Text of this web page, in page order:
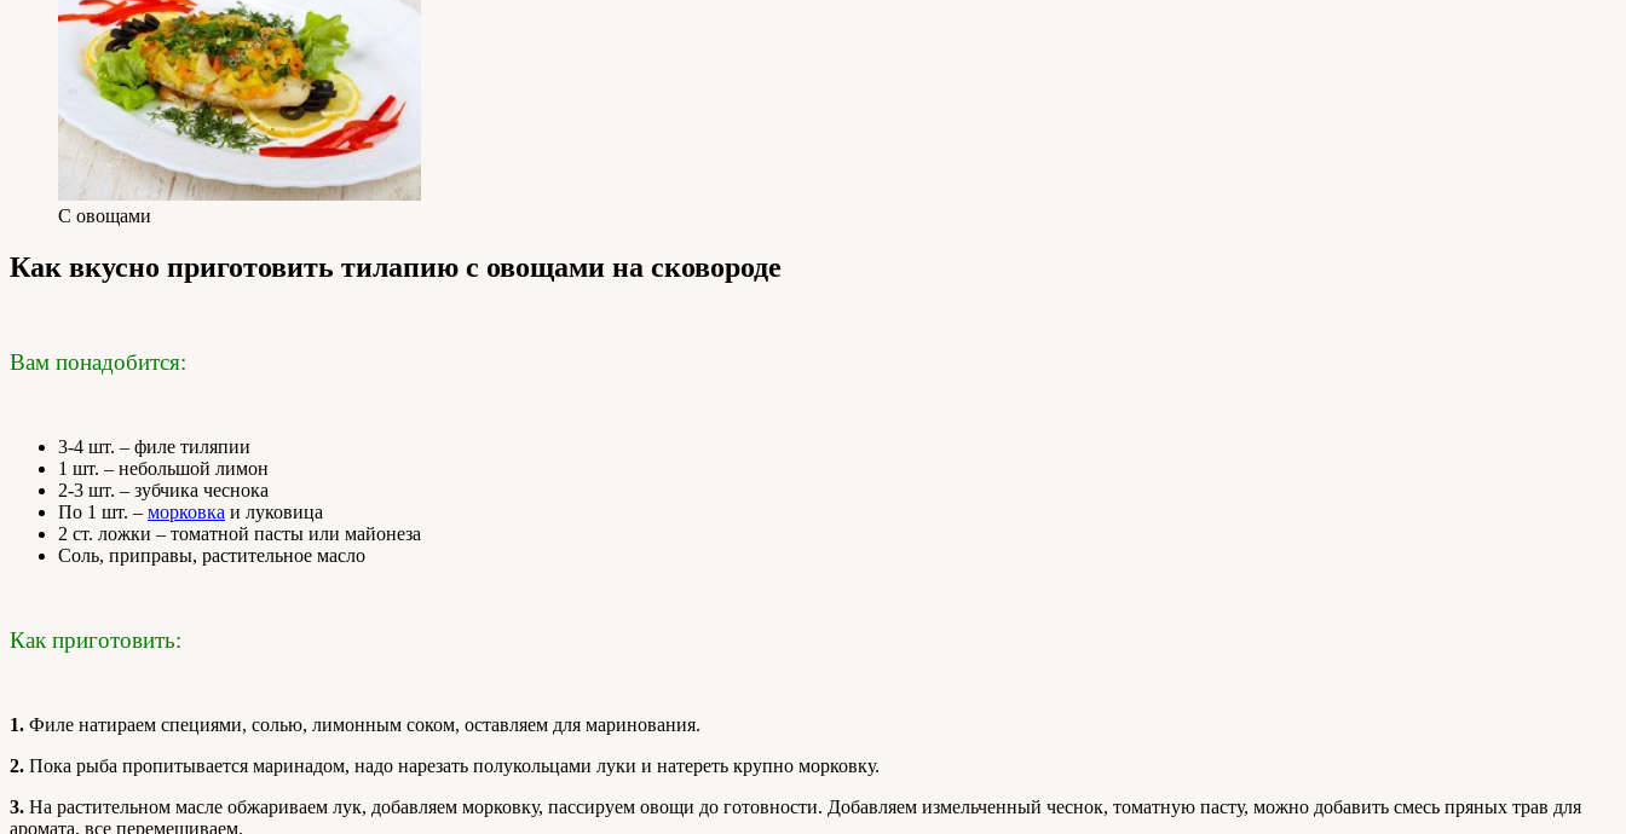
С овощами
Как вкусно приготовить тилапию с овощами на сковороде
Вам понадобится:
3-4 шт. – филе тиляпии
1 шт. – небольшой лимон
2-3 шт. – зубчика чеснока
По 1 шт. – морковка и луковица
2 ст. ложки – томатной пасты или майонеза
Соль, приправы, растительное масло
Как приготовить:
1. Филе натираем специями, солью, лимонным соком, оставляем для маринования.
2. Пока рыба пропитывается маринадом, надо нарезать полукольцами луки и натереть крупно морковку.
3. На растительном масле обжариваем лук, добавляем морковку, пассируем овощи до готовности. Добавляем измельченный чеснок, томатную пасту, можно добавить смесь пряных трав для
аромата, все перемешиваем.